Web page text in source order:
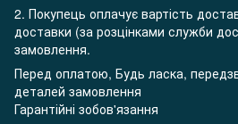
2. Покупець оплачує вартість
доставки (за розцінками служби
замовлення.
Перед оплатою, Будь ласка,
деталей замовлення
Гарантійні зобов'язання